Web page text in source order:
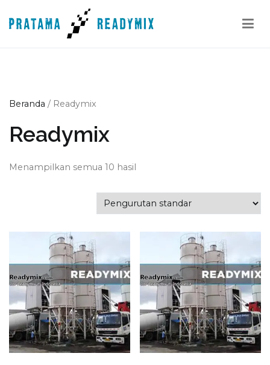
ke
Beranda / Readymix
Readymix
Menampilkan semua 10 hasil